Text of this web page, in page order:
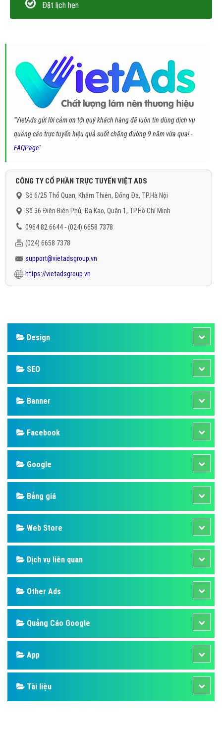
Đặt lịch hẹn
"VietAds gửi lời cảm ơn tới quý khách hàng đã luôn tin dùng dịch vụ
quảng cáo trực tuyến hiệu quả suốt chặng đường 9 năm vừa qua! -
FAQPage"
CÔNG TY CỔ PHẦN TRỰC TUYẾN VIỆT ADS
Số 6/25 Thổ Quan, Khâm Thiên, Đống Đa, TP.Hà Nội
Số 36 Điện Biên Phủ, Đa Kao, Quận 1, TP.Hồ Chí Minh
0964 82 6644 - (024) 6658 7378
(024) 6658 7378
support@vietadsgroup.vn
https://vietadsgroup.vn
Design
SEO
Banner
Facebook
Google